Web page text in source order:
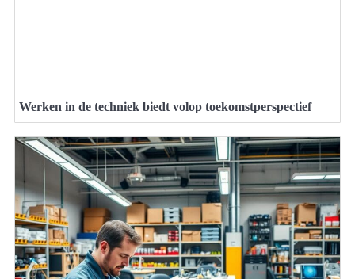
Werken in de techniek biedt volop toekomstperspectief